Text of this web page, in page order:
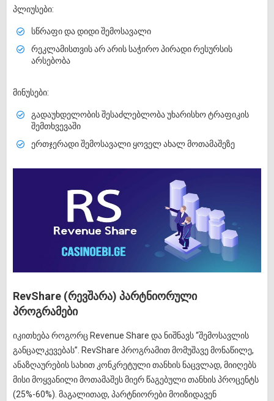
პლიუსები:
სწრაფი და დიდი შემოსავალი
რეკლამისთვის არ არის საჭირო პირადი რესურსის
არსებობა
მინუსები:
გადაუხდელობის შესაძლებლობა უხარისხო ტრაფიკის
შემთხვევაში
ერთჯერადი შემოსავალი ყოველ ახალ მოთამაშეზე
RevShare (რევშარა) პარტნიორული
პროგრამები
იკითხება როგორც Revenue Share და ნიშნავს “შემოსავლის
განცალკევებას”. RevShare პროგრამით მომუშავე მონაწილე,
ანაზღაურების სახით კონკრეტული თანხის ნაცვლად, მიიღებს
მისი მოყვანილი მოთამაშეს მიერ წაგებული თანხის პროცენტს
(25%-60%). მაგალითად, პარტნიორები მოიზიდავენ